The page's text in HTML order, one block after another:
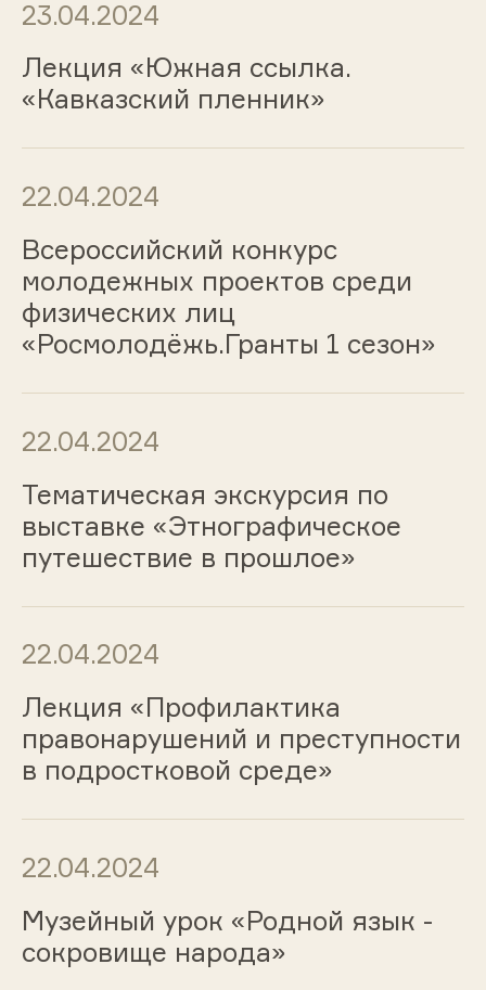
23.04.2024
Лекция «Южная ссылка.
«Кавказский пленник»
22.04.2024
Всероссийский конкурс
молодежных проектов среди
физических лиц
«Росмолодёжь.Гранты 1 сезон»
22.04.2024
Тематическая экскурсия по
выставке «Этнографическое
путешествие в прошлое»
22.04.2024
Лекция «Профилактика
правонарушений и преступности
в подростковой среде»
22.04.2024
Музейный урок «Родной язык -
сокровище народа»